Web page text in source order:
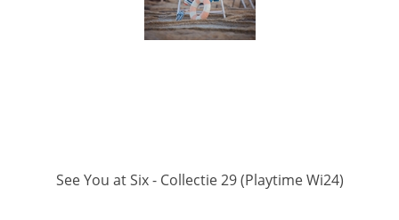
See You at Six - Collectie 29 (Playtime Wi24)